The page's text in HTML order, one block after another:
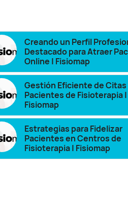
Creando un Perfil
Destacado para Atraer
Online | Fisiomap
Gestión Eficiente de Citas
Pacientes de Fisioterapia |
Fisiomap
Estrategias para Fidelizar
Pacientes en Centros de
Fisioterapia | Fisiomap